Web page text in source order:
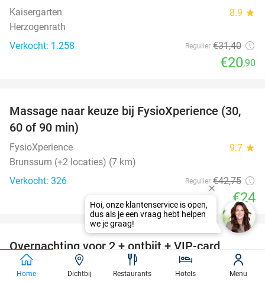
Kaisergarten 8.9 star
Herzogenrath
Verkocht: 1.258
Regulier €31,40
€20,90
44%
Massage naar keuze bij FysioXperience (30,
60 of 90 min)
FysioXperience 9.7 star
Brunssum (+2 locaties) (7 km)
Verkocht: 326
Regulier €42,75
€24
45%
favorite_border
Overnachting voor 2 + ontbijt + VIP-card
Maasmechelen Village in Genk
Home Dichtbij Restaurants Hotels Menu